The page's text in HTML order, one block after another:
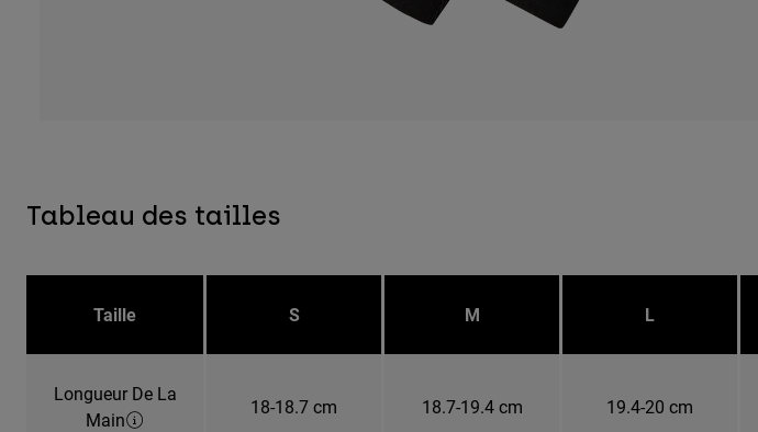
Tableau des tailles
Taille S M L
Longueur De La
Main
18-18.7 cm 18.7-19.4 cm 19.4-20 cm